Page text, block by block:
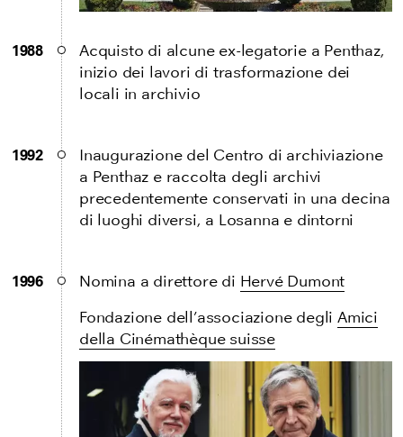
1988
Acquisto di alcune ex-legatorie a Penthaz,
inizio dei lavori di trasformazione dei
locali in archivio
1992
Inaugurazione del Centro di archiviazione
a Penthaz e raccolta degli archivi
precedentemente conservati in una decina
di luoghi diversi, a Losanna e dintorni
1996 Nomina a direttore di Hervé Dumont
Fondazione dell’associazione degli Amici
della Cinémathèque suisse